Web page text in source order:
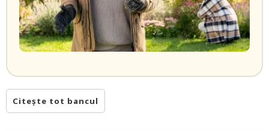
Citește tot bancul